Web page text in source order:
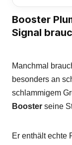
Booster
Signal
Manchmal
besonders an
schlammigem
Booster seine
Er enthält echte